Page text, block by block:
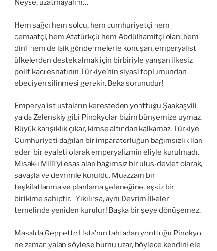
Neyse, uzatmayalım…
Hem sağcı hem solcu, hem cumhuriyetçi hem
cemaatçi, hem Atatürkçü hem Abdülhamitçi olan; hem
dinî hem de laik göndermelerle konuşan, emperyalist
ülkelerden destek almak için birbiriyle yarışan ilkesiz
politikacı esnafının Türkiye’nin siyasî toplumundan
ebediyen silinmesi gerekir. Beka sorunudur!
Emperyalist ustaların keresteden yonttuğu Şaakaşvili
ya da Zelenskiy gibi Pinokyolar bizim bünyemize uymaz.
Büyük karışıklık çıkar, kimse altından kalkamaz. Türkiye
Cumhuriyeti dağılan bir imparatorluğun bağımsızlık ilan
eden bir eyaleti olarak emperyalizmin eliyle kurulmadı.
Misak-ı Millî’yi esas alan bağımsız bir ulus-devlet olarak,
savaşla ve devrimle kuruldu. Muazzam bir
teşkilatlanma ve planlama geleneğine, eşsiz bir
birikime sahiptir. Yıkılırsa, aynı Devrim İlkeleri
temelinde yeniden kurulur! Başka bir şeye dönüşemez.
Masalda Geppetto Usta’nın tahtadan yonttuğu Pinokyo
ne zaman yalan söylese burnu uzar, böylece kendini ele